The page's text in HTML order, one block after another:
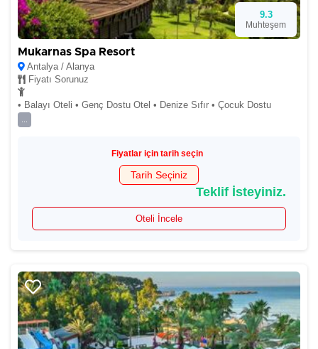
9.3
Muhteşem
Mukarnas Spa Resort
Antalya / Alanya
Fiyatı Sorunuz
• Balayı Oteli • Genç Dostu Otel • Denize Sıfır • Çocuk Dostu
Fiyatlar için tarih seçin
Tarih Seçiniz
Teklif İsteyiniz.
Oteli İncele